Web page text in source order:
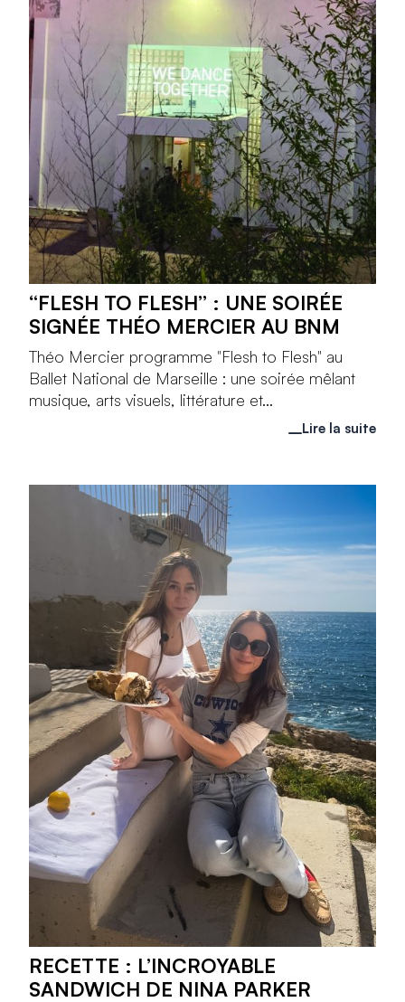
“FLESH TO FLESH” : UNE SOIRÉE
SIGNÉE THÉO MERCIER AU BNM
Théo Mercier programme "Flesh to Flesh" au
Ballet National de Marseille : une soirée mêlant
musique, arts visuels, littérature et...
Lire la suite
RECETTE : L’INCROYABLE
SANDWICH DE NINA PARKER